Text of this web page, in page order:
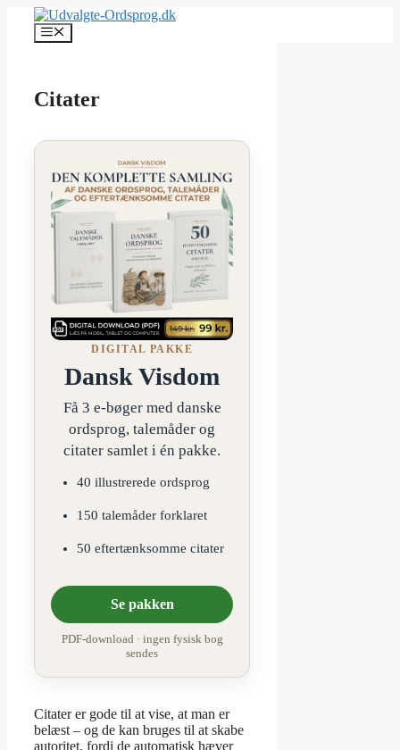
indhold
Menu
Citater
DIGITAL PAKKE
Dansk Visdom
Få 3 e-bøger med danske
ordsprog, talemåder og
citater samlet i én pakke.
40 illustrerede ordsprog
150 talemåder forklaret
50 eftertænksomme citater
Se pakken
PDF-download · ingen fysisk bog
sendes
Citater er gode til at vise, at man er
belæst – og de kan bruges til at skabe
autoritet, fordi de automatisk hæver